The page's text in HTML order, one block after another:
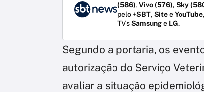
(586), Vivo (576), Sky
pelo+SBT, SiteeYouTube
TVsSamsunge LG.
Segundo a portaria, os
autorização do Serviço
avaliar a situação